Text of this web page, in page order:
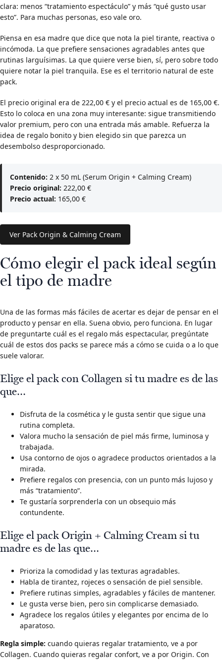
clara: menos “tratamiento espectáculo” y más “qué gusto usar
esto”. Para muchas personas, eso vale oro.
Piensa en esa madre que dice que nota la piel tirante, reactiva o
incómoda. La que prefiere sensaciones agradables antes que
rutinas larguísimas. La que quiere verse bien, sí, pero sobre todo
quiere notar la piel tranquila. Ese es el territorio natural de este
pack.
El precio original era de 222,00 € y el precio actual es de 165,00 €.
Esto lo coloca en una zona muy interesante: sigue transmitiendo
valor premium, pero con una entrada más amable. Refuerza la
idea de regalo bonito y bien elegido sin que parezca un
desembolso desproporcionado.
Contenido: 2 x 50 mL (Serum Origin + Calming Cream)
Precio original: 222,00 €
Precio actual: 165,00 €
Ver Pack Origin & Calming Cream
Cómo elegir el pack ideal según
el tipo de madre
Una de las formas más fáciles de acertar es dejar de pensar en el
producto y pensar en ella. Suena obvio, pero funciona. En lugar
de preguntarte cuál es el regalo más espectacular, pregúntate
cuál de estos dos packs se parece más a cómo se cuida o a lo que
suele valorar.
Elige el pack con Collagen si tu madre es de las
que…
Disfruta de la cosmética y le gusta sentir que sigue una
rutina completa.
Valora mucho la sensación de piel más firme, luminosa y
trabajada.
Usa contorno de ojos o agradece productos orientados a la
mirada.
Prefiere regalos con presencia, con un punto más lujoso y
más “tratamiento”.
Te gustaría sorprenderla con un obsequio más
contundente.
Elige el pack Origin + Calming Cream si tu
madre es de las que…
Prioriza la comodidad y las texturas agradables.
Habla de tirantez, rojeces o sensación de piel sensible.
Prefiere rutinas simples, agradables y fáciles de mantener.
Le gusta verse bien, pero sin complicarse demasiado.
Agradece los regalos útiles y elegantes por encima de lo
aparatoso.
Regla simple: cuando quieras regalar tratamiento, ve a por
Collagen. Cuando quieras regalar confort, ve a por Origin. Con